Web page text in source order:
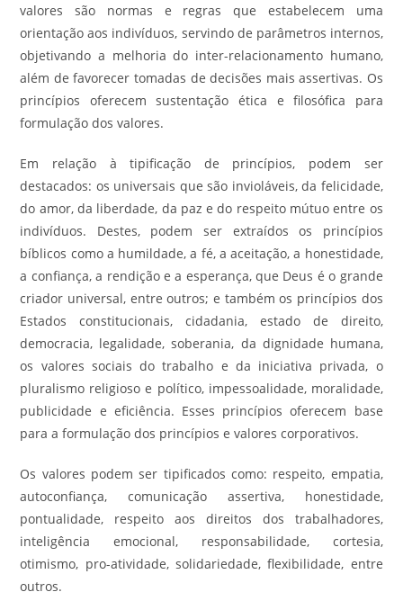
valores são normas e regras que estabelecem uma
orientação aos indivíduos, servindo de parâmetros internos,
objetivando a melhoria do inter-relacionamento humano,
além de favorecer tomadas de decisões mais assertivas. Os
princípios oferecem sustentação ética e filosófica para
formulação dos valores.
Em relação à tipificação de princípios, podem ser
destacados: os universais que são invioláveis, da felicidade,
do amor, da liberdade, da paz e do respeito mútuo entre os
indivíduos. Destes, podem ser extraídos os princípios
bíblicos como a humildade, a fé, a aceitação, a honestidade,
a confiança, a rendição e a esperança, que Deus é o grande
criador universal, entre outros; e também os princípios dos
Estados constitucionais, cidadania, estado de direito,
democracia, legalidade, soberania, da dignidade humana,
os valores sociais do trabalho e da iniciativa privada, o
pluralismo religioso e político, impessoalidade, moralidade,
publicidade e eficiência. Esses princípios oferecem base
para a formulação dos princípios e valores corporativos.
Os valores podem ser tipificados como: respeito, empatia,
autoconfiança, comunicação assertiva, honestidade,
pontualidade, respeito aos direitos dos trabalhadores,
inteligência emocional, responsabilidade, cortesia,
otimismo, pro-atividade, solidariedade, flexibilidade, entre
outros.